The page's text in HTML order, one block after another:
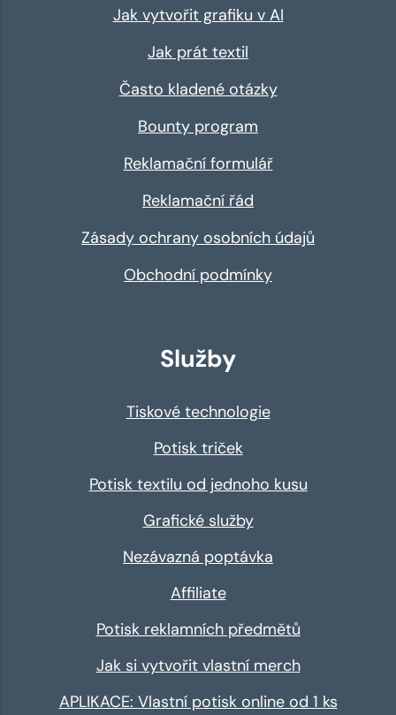
Jak vytvořit grafiku v AI
Jak prát textil
Často kladené otázky
Bounty program
Reklamační formulář
Reklamační řád
Zásady ochrany osobních údajů
Obchodní podmínky
Služby
Tiskové technologie
Potisk triček
Potisk textilu od jednoho kusu
Grafické služby
Nezávazná poptávka
Affiliate
Potisk reklamních předmětů
Jak si vytvořit vlastní merch
APLIKACE: Vlastní potisk online od 1 ks